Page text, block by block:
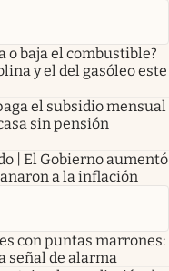
o baja el combustible?
y el del gasóleo este
el subsidio mensual
sin pensión
| El Gobierno aumentó
a la inflación
con puntas marrones:
señal de alarma